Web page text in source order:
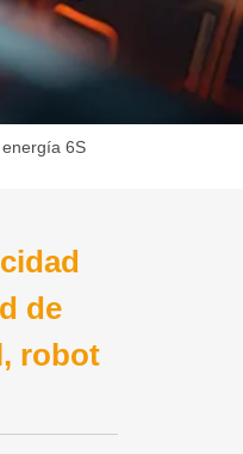
6S
de
robot